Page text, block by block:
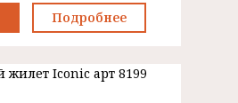
Подробнее